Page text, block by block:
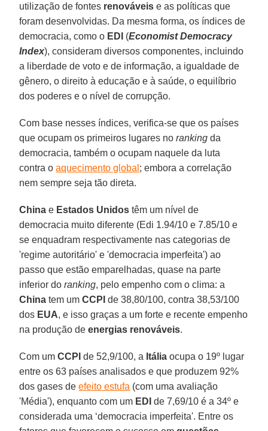
utilização de fontes renováveis e as políticas que
foram desenvolvidas. Da mesma forma, os índices de
democracia, como o EDI (Economist Democracy
Index), consideram diversos componentes, incluindo
a liberdade de voto e de informação, a igualdade de
gênero, o direito à educação e à saúde, o equilíbrio
dos poderes e o nível de corrupção.
Com base nesses índices, verifica-se que os países
que ocupam os primeiros lugares noranking da
democracia, também o ocupam naquele da luta
contra oaquecimento global ; embora a correlação
nem sempre seja tão direta.
China e Estados Unidos têm um nível de
democracia muito diferente (Edi 1.94/10 e 7.85/10 e
se enquadram respectivamente nas categorias de
'regime autoritário' e 'democracia imperfeita') ao
passo que estão emparelhadas, quase na parte
inferior doranking, pelo empenho com o clima: a
China tem umCCPI de 38,80/100, contra 38,53/100
dos EUA, e isso graças a um forte e recente empenho
na produção deenergias renováveis.
Com umCCPI de 52,9/100, a Itália ocupa o 19º lugar
entre os 63 países analisados e que produzem 92%
dos gases deefeito estufa (com uma avaliação
'Média'), enquanto com um EDI de 7,69/10 é a 34º e
considerada uma ‘democracia imperfeita'. Entre os